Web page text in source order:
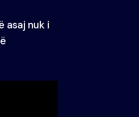
asaj nuk i